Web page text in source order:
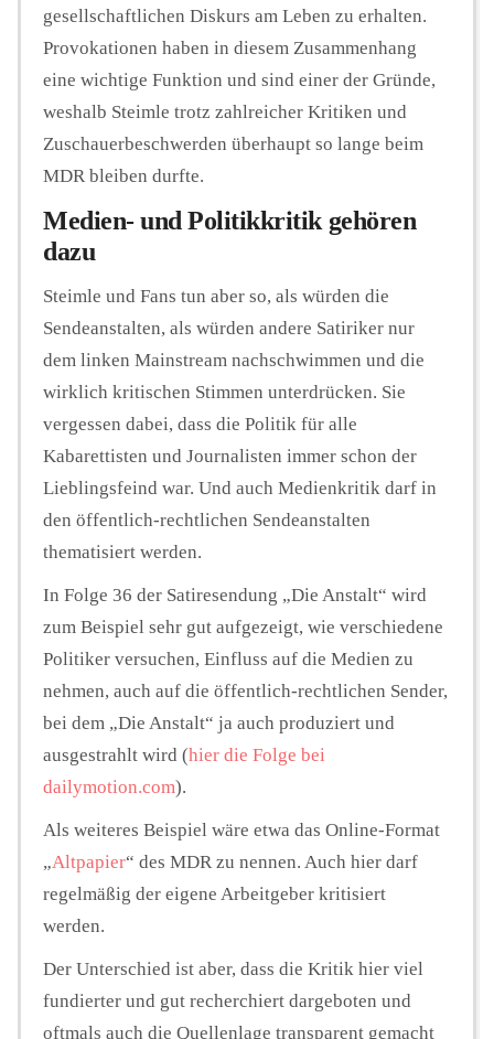
gesellschaftlichen Diskurs am Leben zu erhalten.
Provokationen haben in diesem Zusammenhang
eine wichtige Funktion und sind einer der Gründe,
weshalb Steimle trotz zahlreicher Kritiken und
Zuschauerbeschwerden überhaupt so lange beim
MDR bleiben durfte.
Medien- und Politikkritik gehören
dazu
Steimle und Fans tun aber so, als würden die
Sendeanstalten, als würden andere Satiriker nur
dem linken Mainstream nachschwimmen und die
wirklich kritischen Stimmen unterdrücken. Sie
vergessen dabei, dass die Politik für alle
Kabarettisten und Journalisten immer schon der
Lieblingsfeind war. Und auch Medienkritik darf in
den öffentlich-rechtlichen Sendeanstalten
thematisiert werden.
In Folge 36 der Satiresendung „Die Anstalt“ wird
zum Beispiel sehr gut aufgezeigt, wie verschiedene
Politiker versuchen, Einfluss auf die Medien zu
nehmen, auch auf die öffentlich-rechtlichen Sender,
bei dem „Die Anstalt“ ja auch produziert und
ausgestrahlt wird (hier die Folge bei
dailymotion.com).
Als weiteres Beispiel wäre etwa das Online-Format
„Altpapier“ des MDR zu nennen. Auch hier darf
regelmäßig der eigene Arbeitgeber kritisiert
werden.
Der Unterschied ist aber, dass die Kritik hier viel
fundierter und gut recherchiert dargeboten und
oftmals auch die Quellenlage transparent gemacht